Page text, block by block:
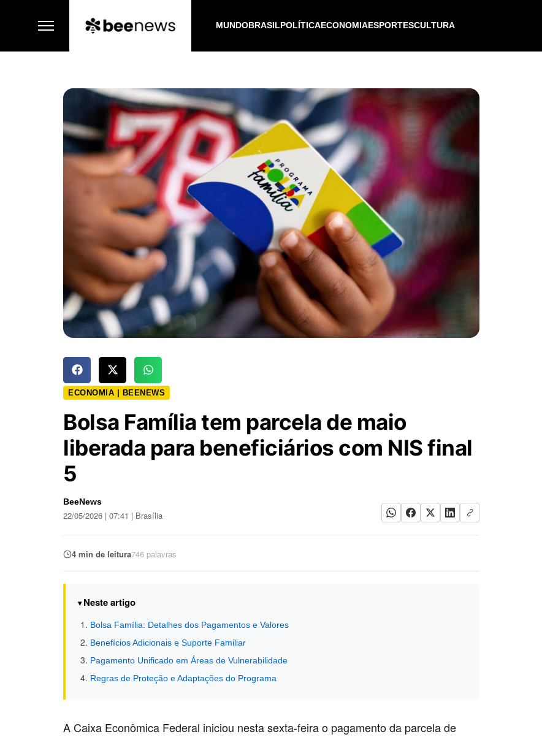
MUNDOBRASILPOLÍTICAECONOMIAESPORTESCULTURA
ECONOMIA | BEENEWS
Bolsa Família tem parcela de maio
liberada para beneficiários com NIS final
5
BeeNews
22/05/2026 | 07:41 | Brasília
4 min de leitura746 palavras
Neste artigo
Bolsa Família: Detalhes dos Pagamentos e Valores
Benefícios Adicionais e Suporte Familiar
Pagamento Unificado em Áreas de Vulnerabilidade
Regras de Proteção e Adaptações do Programa
A Caixa Econômica Federal iniciou nesta sexta-feira o pagamento da parcela de